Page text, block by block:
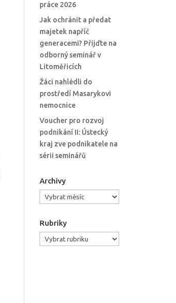
práce 2026
Jak ochránit a předat
majetek napříč
generacemi? Přijďte na
odborný seminář v
Litoměřicích
Žáci nahlédli do
prostředí Masarykovi
nemocnice
Voucher pro rozvoj
podnikání II: Ústecký
kraj zve podnikatele na
sérii seminářů
Archivy
Archivy
Rubriky
Rubriky